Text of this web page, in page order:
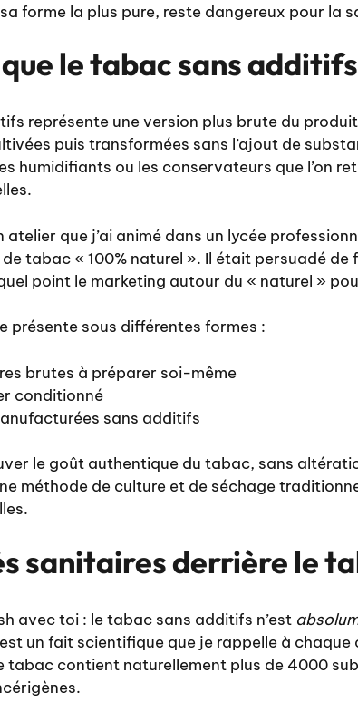
forme la plus pure, reste dangereux pour la
le tabac sans
représente une version plus brute du
puis transformées sans l’ajout de
humidifiants ou les conservateurs que l’on
atelier que j’ai animé dans un lycée
tabac « 100% naturel ». Il était persuadé de
point le marketing autour du « naturel »
présente sous différentes formes :
brutes à préparer soi-même
conditionné
sans additifs
le goût authentique du tabac, sans
méthode de culture et de séchage
sanitaires derrière le
avec toi : le tabac sans additifs n’est
un fait scientifique que je rappelle à
tabac contient naturellement plus de 4000